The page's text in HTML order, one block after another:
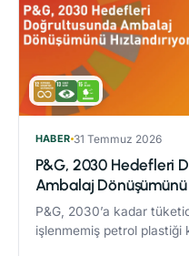
HABER 31 Temmuz 2026
P&G, 2030 Hedefleri
Ambalaj Dönüşümünü
P&G, 2030’a kadar
işlenmemiş petrol plastiği